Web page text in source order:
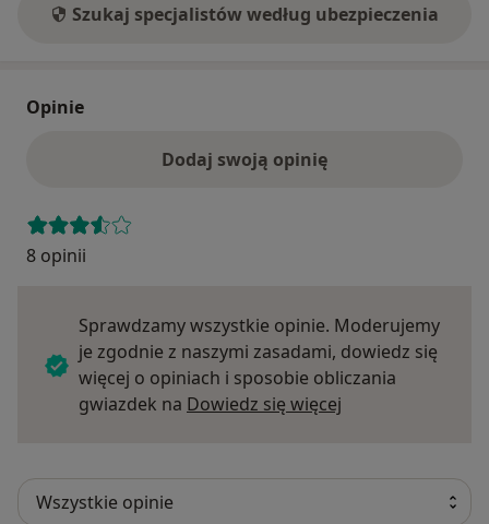
Szukaj specjalistów według ubezpieczenia
Opinie
Dodaj swoją opinię
8 opinii
Sprawdzamy wszystkie opinie. Moderujemy
je zgodnie z naszymi zasadami, dowiedz się
więcej o opiniach i sposobie obliczania
gwiazdek na Dowiedz się więcej